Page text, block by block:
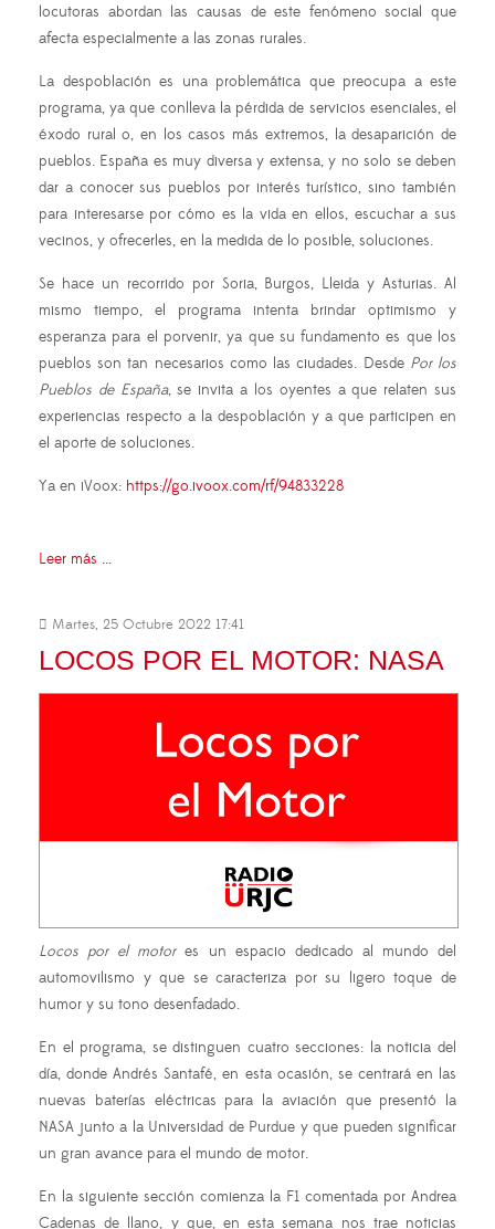
locutoras abordan las causas de este fenómeno social que
afecta especialmente a las zonas rurales.
La despoblación es una problemática que preocupa a este
programa, ya que conlleva la pérdida de servicios esenciales, el
éxodo rural o, en los casos más extremos, la desaparición de
pueblos. España es muy diversa y extensa, y no solo se deben
dar a conocer sus pueblos por interés turístico, sino también
para interesarse por cómo es la vida en ellos, escuchar a sus
vecinos, y ofrecerles, en la medida de lo posible, soluciones.
Se hace un recorrido por Soria, Burgos, Lleida y Asturias. Al
mismo tiempo, el programa intenta brindar optimismo y
esperanza para el porvenir, ya que su fundamento es que los
pueblos son tan necesarios como las ciudades. Desde Por los
Pueblos de España, se invita a los oyentes a que relaten sus
experiencias respecto a la despoblación y a que participen en
el aporte de soluciones.
Ya en iVoox: https://go.ivoox.com/rf/94833228
Leer más ...
Martes, 25 Octubre 2022 17:41
LOCOS POR EL MOTOR: NASA
Locos por el motores un espacio dedicado al mundo del
automovilismo y que se caracteriza por su ligero toque de
humor y su tono desenfadado.
En el programa, se distinguen cuatro secciones: la noticia del
día, donde Andrés Santafé, en esta ocasión, se centrará en las
nuevas baterías eléctricas para la aviación que presentó la
NASA junto a la Universidad de Purdue y que pueden significar
un gran avance para el mundo de motor.
En la siguiente sección comienza la F1 comentada por Andrea
Cadenas de llano, y que, en esta semana nos trae noticias